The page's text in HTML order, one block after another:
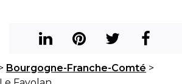
Bourgogne-Franche-Comté >